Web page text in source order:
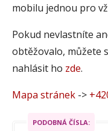
mobilu jednou pro
Pokud nevlastníte
obtěžovalo, můžete
nahlásit ho zde.
Mapa stránek ->
PODOBNÁ ČÍSLA: